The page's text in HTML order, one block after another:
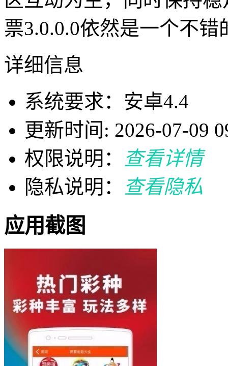
票3.0.0.0依然是一个不错
详细信息
系统要求：安卓4.4
更新时间: 2026-07-09
权限说明：
查看详情
隐私说明：
查看隐私
应用截图